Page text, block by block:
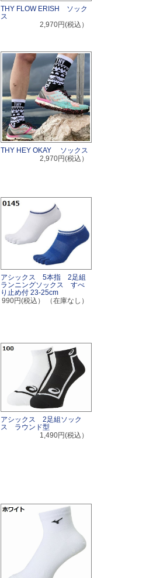
THY FLOW ERISH ソック
ス
2,970円(税込）
THY HEY OKAY ソックス
2,970円(税込）
アシックス 5本指 2足組
ランニングソックス すべ
り止め付 23-25cm
990円(税込）
（在庫なし）
アシックス 2足組ソック
ス ラウンド型
1,490円(税込）